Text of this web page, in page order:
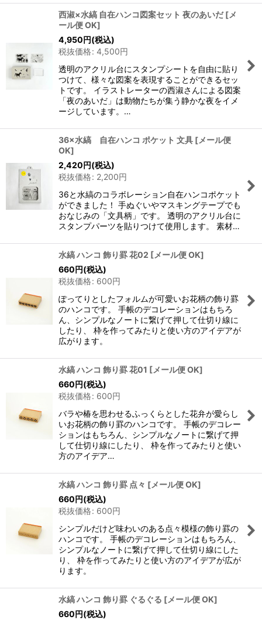
西淑×水縞 自在ハンコ図案セット 夜のあいだ [メ
ール便 OK]
4,950円(税込)
税抜価格: 4,500円
透明のアクリル台にスタンプシートを自由に貼り
つけて、様々な図案を表現することができるセッ
トです。 イラストレーターの西淑さんによる図案
「夜のあいだ」は動物たちが集う静かな夜をイメ
ージしています。…
36×水縞 自在ハンコ ポケット 文具 [メール便
OK]
2,420円(税込)
税抜価格: 2,200円
36と水縞のコラボレーション自在ハンコポケット
ができました！ 手ぬぐいやマスキングテープでも
おなじみの「文具柄」です。 透明のアクリル台に
スタンプパーツを貼りつけて使用します。 素材…
水縞 ハンコ 飾り罫 花02 [メール便 OK]
660円(税込)
税抜価格: 600円
ぽってりとしたフォルムが可愛いお花柄の飾り罫
のハンコです。 手帳のデコレーションはもちろ
ん、シンプルなノートに繋げて押して仕切り線に
したり、 枠を作ってみたりと使い方のアイデアが
広がります。
水縞 ハンコ 飾り罫 花01 [メール便 OK]
660円(税込)
税抜価格: 600円
バラや椿を思わせるふっくらとした花弁が愛らし
いお花柄の飾り罫のハンコです。 手帳のデコレー
ションはもちろん、シンプルなノートに繋げて押
して仕切り線にしたり、 枠を作ってみたりと使い
方のアイデア…
水縞 ハンコ 飾り罫 点々 [メール便 OK]
660円(税込)
税抜価格: 600円
シンプルだけど味わいのある点々模様の飾り罫の
ハンコです。 手帳のデコレーションはもちろん、
シンプルなノートに繋げて押して仕切り線にした
り、 枠を作ってみたりと使い方のアイデアが広が
ります。
水縞 ハンコ 飾り罫 ぐるぐる [メール便 OK]
660円(税込)